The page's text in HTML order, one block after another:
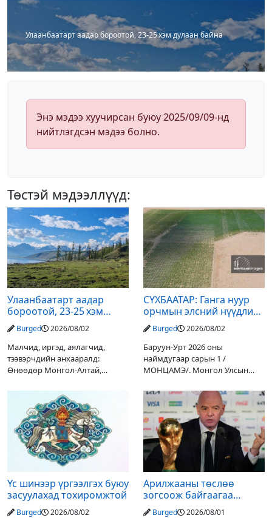
Улаанбаатарт аадар бороотой, 23-25 хэм дулаан байна
Энэ мэдээ хуучирсан буюу 2025/09/09-нд
нийтлэгдсэн мэдээ болно.
Төстэй мэдээллүүд:
Улаанбаатарт аадар
бороотой, 23-25 хэм
дулаан байна
Burged 2026/08/02
Малчид, иргэд, аялагчид,
тээвэрчдийн анхааралд:
Өнөөдөр Монгол-Алтай,
уулархаг нутгаар бороо, дуу
цахилгаантай аадар бороо
орох тул голуудын усны
түвшин нэмэгдэх, нөөлөг
СҮХБААТАР: Ганга нуур
орчмын элсний нүүдлийг
зогсоох туршилтын ажил
үр дүнгээ өгч эхэлжээ
Burged 2026/08/02
Баруун-Урт 2026 оны
наймдугаар сарын 1 /
МОНЦАМЭ/. Монгол Улсын
Дарьгангын Ганга нуурыг
сэргээн, хамгаалах төслийг
улсын төсвийн хөрөнгө
оруулалтаар хийж буй.
Төслийн
Үс шинээр үргээлгэх буюу
засуулахад тохиромжтой
Burged 2026/08/02
Арилжааны төслөө
зогсоож байгаагаа
Ж.Инфантино мэдэгдэв
Burged 2026/08/01